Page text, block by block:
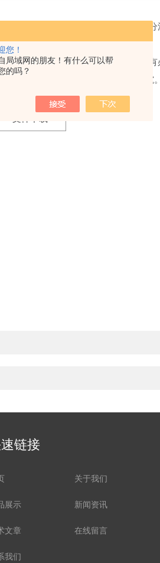
您！
局域网的朋友！有什么可以帮
的吗？
能变化会得到更加一致和准确的水
的变化是非常重要的。因此，非常
法的水分活度结果进行了分析和研究。
链接
关于我们
展示 新闻资讯
文章 在线留言
我们